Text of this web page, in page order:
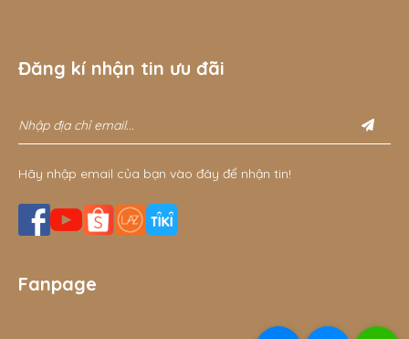
Đăng kí nhận tin ưu đãi
Hãy nhập email của bạn vào đây để nhận tin!
Fanpage